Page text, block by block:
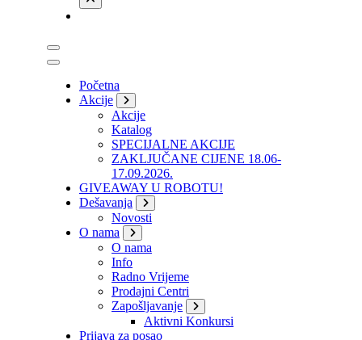
Početna
Akcije
Akcije
Katalog
SPECIJALNE AKCIJE
ZAKLJUČANE CIJENE 18.06-
17.09.2026.
GIVEAWAY U ROBOTU!
Dešavanja
Novosti
O nama
O nama
Info
Radno Vrijeme
Prodajni Centri
Zapošljavanje
Aktivni Konkursi
Prijava za posao